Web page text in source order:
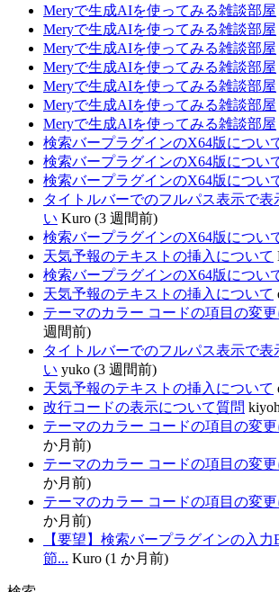
Meryで生成AIを使ってみる雑談部屋
Meryで生成AIを使ってみる雑談部屋
Meryで生成AIを使ってみる雑談部屋
Meryで生成AIを使ってみる雑談部屋
Meryで生成AIを使ってみる雑談部屋
Meryで生成AIを使ってみる雑談部屋
Meryで生成AIを使ってみる雑談部屋
検索バープラグインのX64版につい
検索バープラグインのX64版につい
検索バープラグインのX64版につい
タイトルバーでのフルパス表示で表
い Kuro (3 週間前)
検索バープラグインのX64版につい
天気予報のテキストの挿入について
検索バープラグインのX64版につい
天気予報のテキストの挿入について
テーマのカラー コードの項目の変
週間前)
タイトルバーでのフルパス表示で表
い yuko (3 週間前)
天気予報のテキストの挿入について
改行コードの表示について質問
テーマのカラー コードの項目の変
か月前)
テーマのカラー コードの項目の変
か月前)
テーマのカラー コードの項目の変
か月前)
【要望】検索バープラグインの入
節... Kuro (1 か月前)